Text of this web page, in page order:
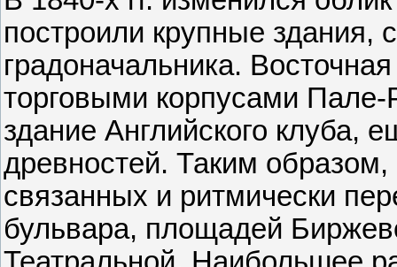
построили крупные здания,
градоначальника.
торговыми корпусами
здание Английского
древностей. Таким
связанных и ритмически
бульвара, площадей